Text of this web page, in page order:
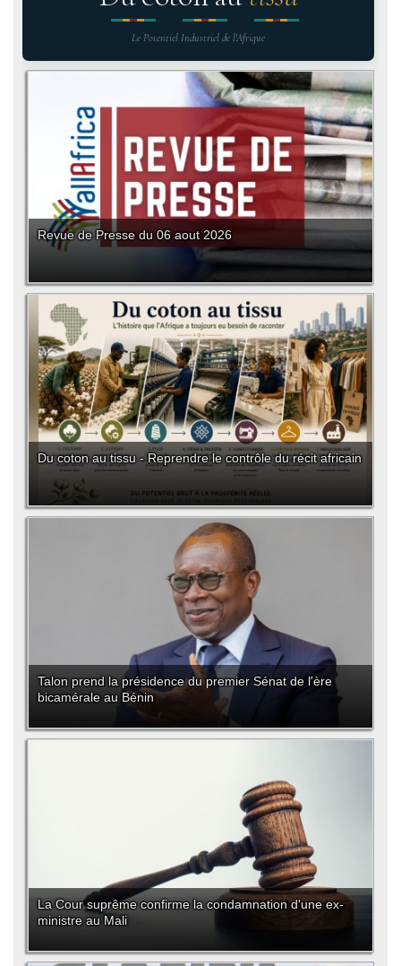
Le Potentiel Industriel de l'Afrique
Revue de Presse du 06 aout 2026
Du coton au tissu - Reprendre le contrôle du récit africain
Talon prend la présidence du premier Sénat de l'ère
bicamérale au Bénin
La Cour suprême confirme la condamnation d'une ex-
ministre au Mali